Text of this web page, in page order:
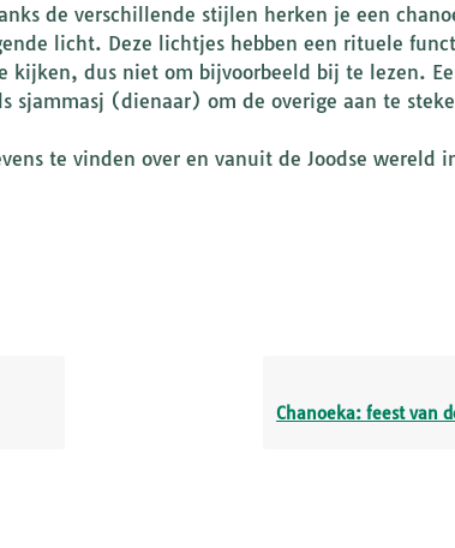
de verschillende stijlen herken je een
licht. Deze lichtjes hebben een rituele
kijken, dus niet om bijvoorbeeld bij te lezen.
sjammasj (dienaar) om de overige aan te
te vinden over en vanuit de Joodse wereld
Chanoeka: feest van